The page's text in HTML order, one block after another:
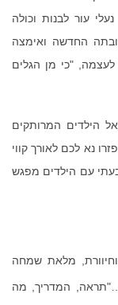
נעלי עור לבנות וכולה
החדשה ואימצה
לעצמה , "כי מן הגלים
אל הילדים המרותקים
נא לכם לאורך קווי
עם הילדים מפגש
, מלאת שמחה
…"תראה המדריך, מה